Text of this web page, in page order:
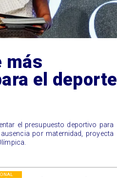
más
el deporte
el presupuesto deportivo para
por maternidad, proyecta